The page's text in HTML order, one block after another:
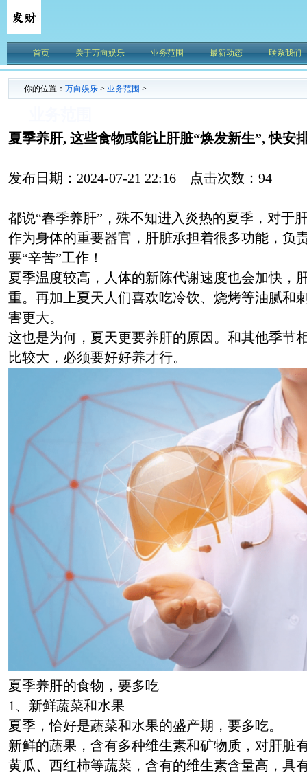
首页 关于万向娱乐 业务范围 最新动态 联系我们
你的位置： 万向娱乐 > 业务范围 >
夏季养肝, 这些食物或能让肝脏“焕发新生”, 快安
发布日期：2024-07-21 22:16 点击次数：94
都说“春季养肝”，殊不知进入炎热的夏季，对于
作为身体的重要器官，肝脏承担着很多功能，负
要“辛苦”工作！
夏季温度较高，人体的新陈代谢速度也会加快，
重。再加上夏天人们喜欢吃冷饮、烧烤等油腻和
害更大。
这也是为何，夏天更要养肝的原因。和其他季节
比较大，必须要好好养才行。
夏季养肝的食物，要多吃
1、新鲜蔬菜和水果
夏季，恰好是蔬菜和水果的盛产期，要多吃。
新鲜的蔬果，含有多种维生素和矿物质，对肝脏
黄瓜、西红柿等蔬菜，含有的维生素含量高，具